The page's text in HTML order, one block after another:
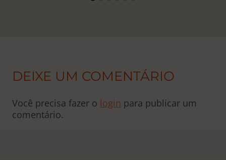
DEIXE UM COMENTÁRIO
Você precisa fazer o login para publicar um
comentário.